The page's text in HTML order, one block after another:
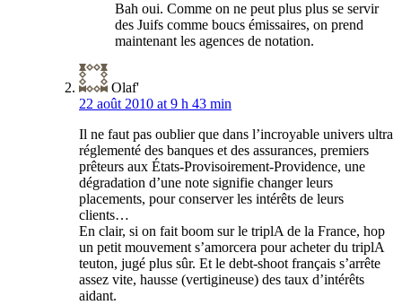
Bah oui. Comme on ne peut plus plus se servir
des Juifs comme boucs émissaires, on prend
maintenant les agences de notation.
Olaf'
22 août 2010 at 9 h 43 min
Il ne faut pas oublier que dans l’incroyable univers ultra
réglementé des banques et des assurances, premiers
prêteurs aux États-Provisoirement-Providence, une
dégradation d’une note signifie changer leurs
placements, pour conserver les intérêts de leurs
clients…
En clair, si on fait boom sur le triplA de la France, hop
un petit mouvement s’amorcera pour acheter du triplA
teuton, jugé plus sûr. Et le debt-shoot français s’arrête
assez vite, hausse (vertigineuse) des taux d’intérêts
aidant.